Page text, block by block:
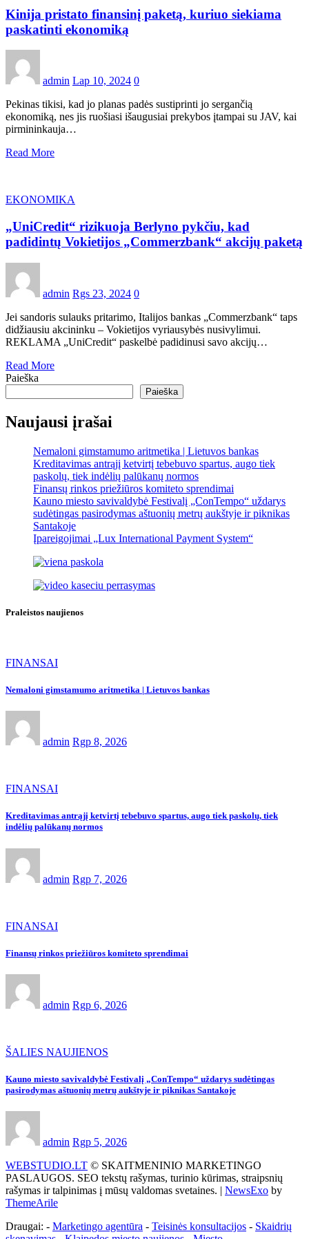
Kinija pristato finansinį paketą, kuriuo siekiama
paskatinti ekonomiką
admin Lap 10, 2024 0
Pekinas tikisi, kad jo planas padės sustiprinti jo sergančią
ekonomiką, nes jis ruošiasi išaugusiai prekybos įtampai su JAV, kai
pirmininkauja…
Read More
EKONOMIKA
„UniCredit“ rizikuoja Berlyno pykčiu, kad
padidintų Vokietijos „Commerzbank“ akcijų paketą
admin Rgs 23, 2024 0
Jei sandoris sulauks pritarimo, Italijos bankas „Commerzbank“ taps
didžiausiu akcininku – Vokietijos vyriausybės nusivylimui.
REKLAMA „UniCredit“ paskelbė padidinusi savo akcijų…
Read More
Paieška
Paieška
Naujausi įrašai
Nemaloni gimstamumo aritmetika | Lietuvos bankas
Kreditavimas antrąjį ketvirtį tebebuvo spartus, augo tiek
paskolų, tiek indėlių palūkanų normos
Finansų rinkos priežiūros komiteto sprendimai
Kauno miesto savivaldybė Festivalį „ConTempo“ uždarys
sudėtingas pasirodymas aštuonių metrų aukštyje ir piknikas
Santakoje
Įpareigojimai „Lux International Payment System“
Praleistos naujienos
FINANSAI
Nemaloni gimstamumo aritmetika | Lietuvos bankas
admin Rgp 8, 2026
FINANSAI
Kreditavimas antrąjį ketvirtį tebebuvo spartus, augo tiek paskolų, tiek
indėlių palūkanų normos
admin Rgp 7, 2026
FINANSAI
Finansų rinkos priežiūros komiteto sprendimai
admin Rgp 6, 2026
ŠALIES NAUJIENOS
Kauno miesto savivaldybė Festivalį „ConTempo“ uždarys sudėtingas
pasirodymas aštuonių metrų aukštyje ir piknikas Santakoje
admin Rgp 5, 2026
WEBSTUDIO.LT © SKAITMENINIO MARKETINGO
PASLAUGOS. SEO tekstų rašymas, turinio kūrimas, straipsnių
rašymas ir talpinimas į mūsų valdomas svetaines. | NewsExo by
ThemeArile
Draugai: - Marketingo agentūra - Teisinės konsultacijos - Skaidrių